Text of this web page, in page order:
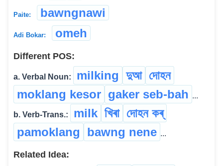
Paite: bawngnawi
Adi Bokar: omeh
Different POS:
a. Verbal Noun: milking দুআ দোহন
moklang kesor gaker seb-bah ...
b. Verb-Trans.: milk খিৰা দোহন কৰ্
pamoklang
bawng nene ...
Related Idea: